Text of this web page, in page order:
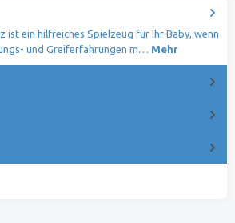
ist ein hilfreiches Spielzeug für Ihr Baby, wenn
und Greiferfahrungen m… Mehr